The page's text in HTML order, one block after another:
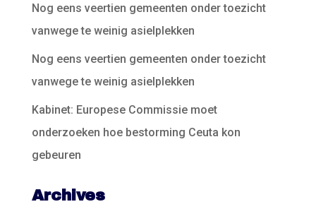
Nog eens veertien gemeenten onder toezicht
vanwege te weinig asielplekken
Nog eens veertien gemeenten onder toezicht
vanwege te weinig asielplekken
Kabinet: Europese Commissie moet
onderzoeken hoe bestorming Ceuta kon
gebeuren
Archives